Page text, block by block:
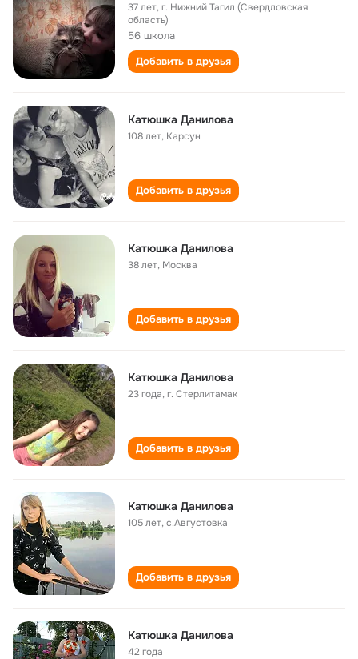
37 лет,г. Нижний Тагил (Свердловская
область)
56 школа
Добавить в друзья
Катюшка Данилова
108 лет, Карсун
Добавить в друзья
Катюшка Данилова
38 лет, Москва
Добавить в друзья
Катюшка Данилова
23 года,г. Стерлитамак
Добавить в друзья
Катюшка Данилова
105 лет,c.Августовка
Добавить в друзья
Катюшка Данилова
42 года